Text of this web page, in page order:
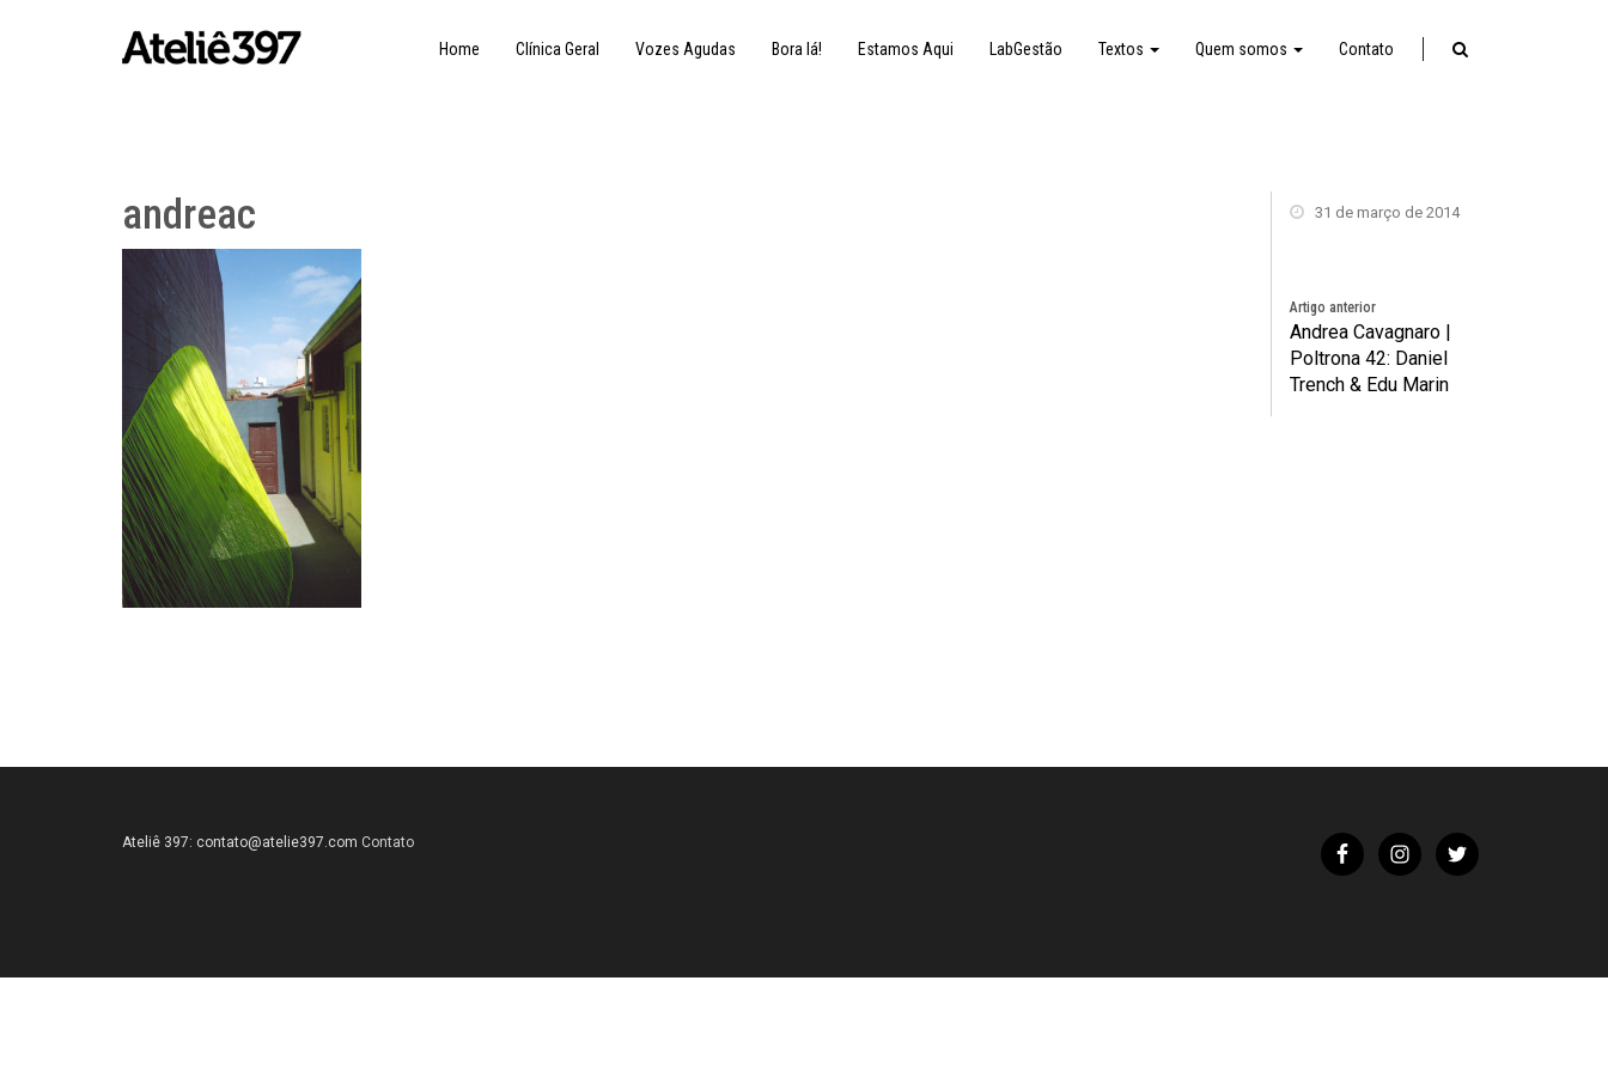
Home Clínica Geral Vozes Agudas Bora lá! Estamos Aqui LabGestão Textos Quem somos Contato
andreac 31 de março de 2014
Artigo anterior
Andrea Cavagnaro |
Poltrona 42: Daniel
Trench & Edu Marin
Ateliê 397: contato@atelie397.com Contato